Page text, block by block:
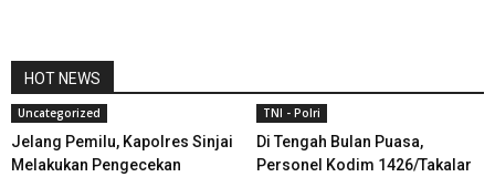
HOT NEWS
Uncategorized
Jelang Pemilu, Kapolres Sinjai
Melakukan Pengecekan
TNI - Polri
Di Tengah Bulan Puasa,
Personel Kodim 1426/Takalar